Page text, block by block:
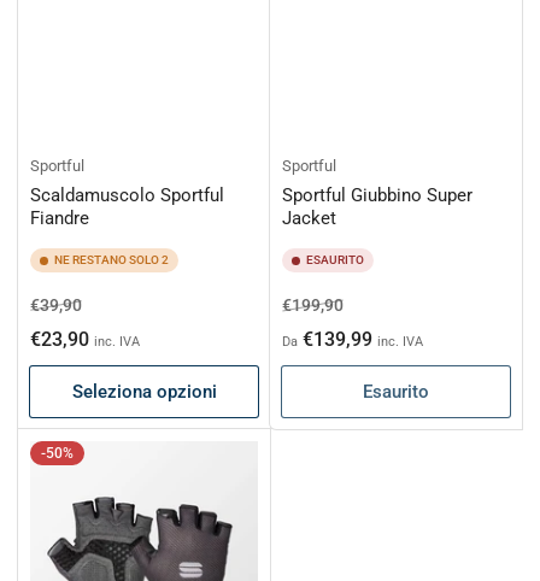
Sportful
Scaldamuscolo Sportful
Fiandre
NE RESTANO SOLO 2
Prezzo
di
listino
€39,90Prezzo
scontato
€23,90 inc. IVA
Seleziona opzioni
Sportful
Sportful Giubbino Super
Jacket
ESAURITO
Prezzo
di
listino
€199,90Prezzo
scontato
Da €139,99 inc. IVA
Esaurito
-50%